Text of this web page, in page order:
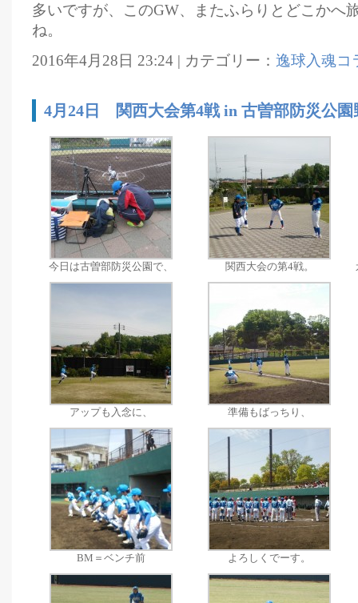
多いですが、このGW、またふらりとどこかへ
ね。
2016年4月28日 23:24 | カテゴリー： 逸球入魂コ
4月24日 関西大会第4戦 in 古曽部防災公園
今日は古曽部防災公園で、 関西大会の第4戦。
アップも入念に、 準備もばっちり、
BM＝ベンチ前 よろしくでーす。